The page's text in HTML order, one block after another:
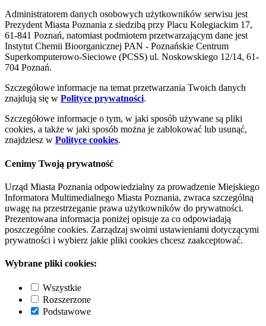
Administratorem danych osobowych użytkowników serwisu jest
Prezydent Miasta Poznania z siedzibą przy Placu Kolegiackim 17,
61-841 Poznań, natomiast podmiotem przetwarzającym dane jest
Instytut Chemii Bioorganicznej PAN - Poznańskie Centrum
Superkomputerowo-Sieciowe (PCSS) ul. Noskowskiego 12/14, 61-
704 Poznań.
Szczegółowe informacje na temat przetwarzania Twoich danych
znajdują się w Polityce prywatności.
Szczegółowe informacje o tym, w jaki sposób używane są pliki
cookies, a także w jaki sposób można je zablokować lub usunąć,
znajdziesz w Polityce cookies.
Cenimy Twoją prywatność
Urząd Miasta Poznania odpowiedzialny za prowadzenie Miejskiego
Informatora Multimedialnego Miasta Poznania, zwraca szczególną
uwagę na przestrzeganie prawa użytkowników do prywatności.
Prezentowana informacja poniżej opisuje za co odpowiadają
poszczególne cookies. Zarządzaj swoimi ustawieniami dotyczącymi
prywatności i wybierz jakie pliki cookies chcesz zaakceptować.
Wybrane pliki cookies:
Wszystkie
Rozszerzone
Podstawowe